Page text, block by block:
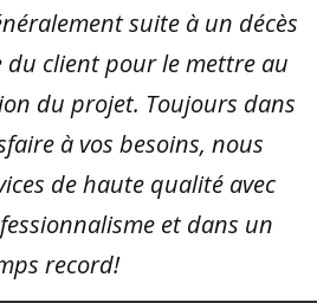
suite à un décès
du client pour le mettre au
du projet. Toujours dans
à vos besoins, nous
de haute qualité avec
et dans un
record!